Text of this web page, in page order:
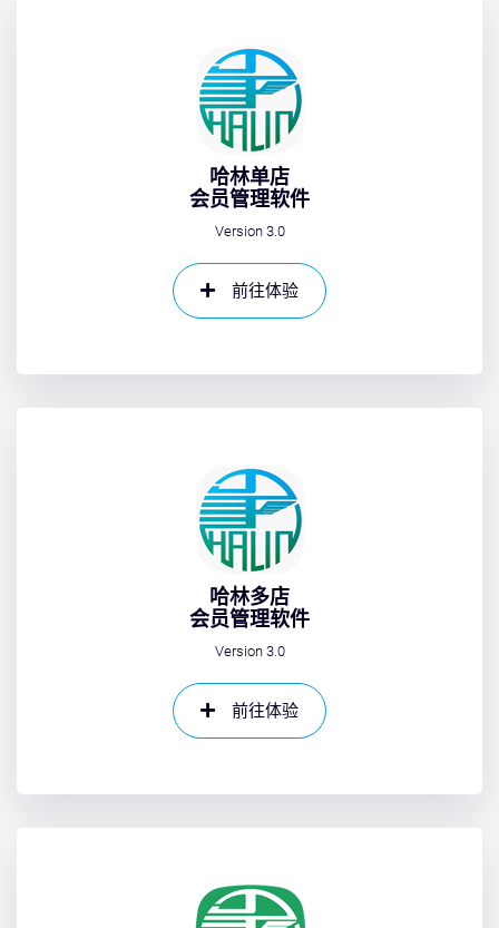
哈林单店
会员管理软件
Version 3.0
前往体验
哈林多店
会员管理软件
Version 3.0
前往体验